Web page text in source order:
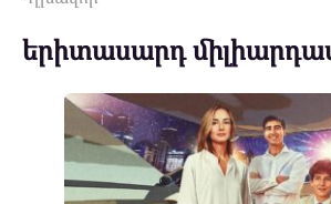
երիտասարդ